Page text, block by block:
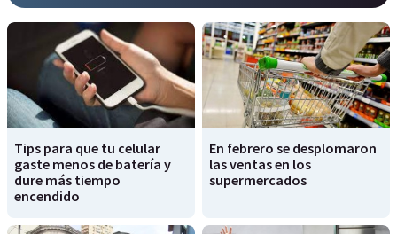
Tips para que tu celular
gaste menos de batería y
dure más tiempo
encendido
En febrero se desplomaron
las ventas en los
supermercados